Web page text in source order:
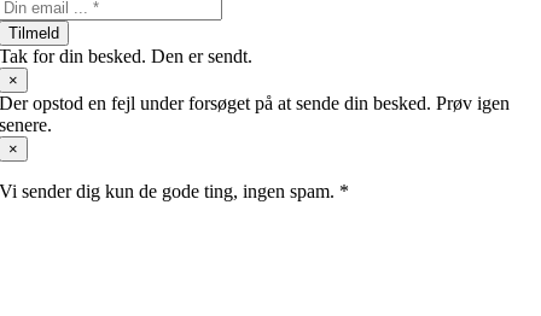
Tilmeld
Tak for din besked. Den er sendt.
×
Der opstod en fejl under forsøget på at sende din besked. Prøv igen
senere.
×
Vi sender dig kun de gode ting, ingen spam. *